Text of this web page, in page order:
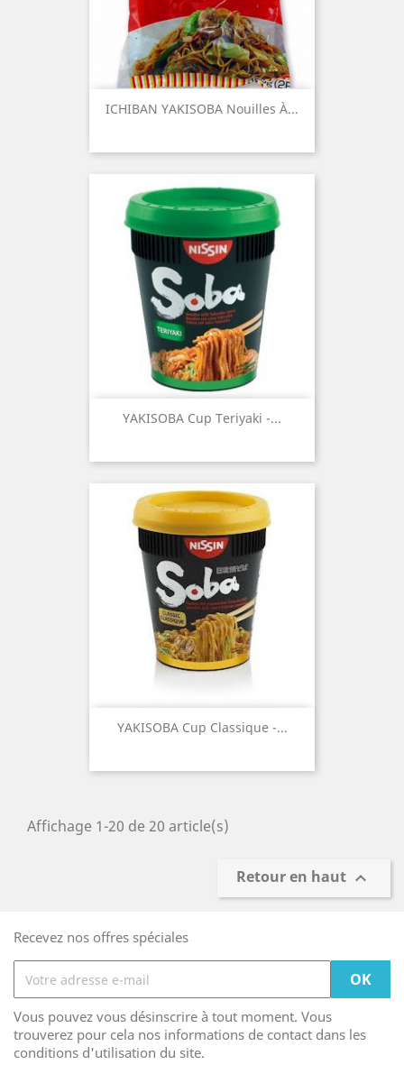
ICHIBAN YAKISOBA Nouilles À...
YAKISOBA Cup Teriyaki -...
YAKISOBA Cup Classique -...
Affichage 1-20 de 20 article(s)
Retour en haut 
Recevez nos offres spéciales
Vous pouvez vous désinscrire à tout moment. Vous
trouverez pour cela nos informations de contact dans les
conditions d'utilisation du site.